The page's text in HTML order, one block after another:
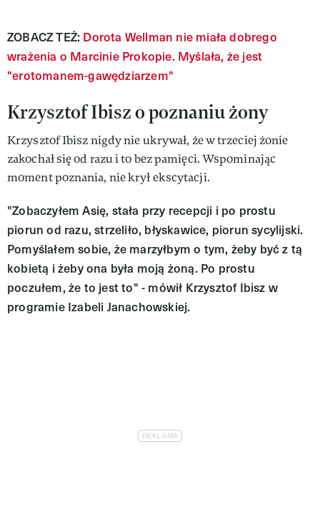
ZOBACZ TEŻ: Dorota Wellman nie miała dobrego
wrażenia o Marcinie Prokopie. Myślała, że jest
"erotomanem-gawędziarzem"
Krzysztof Ibisz o poznaniu żony
Krzysztof Ibisz nigdy nie ukrywał, że w trzeciej żonie
zakochał się od razu i to bez pamięci. Wspominając
moment poznania, nie krył ekscytacji.
"Zobaczyłem Asię, stała przy recepcji i po prostu
piorun od razu, strzeliło, błyskawice, piorun sycylijski.
Pomyślałem sobie, że marzyłbym o tym, żeby być z tą
kobietą i żeby ona była moją żoną. Po prostu
poczułem, że to jest to" - mówił Krzysztof Ibisz w
programie Izabeli Janachowskiej.